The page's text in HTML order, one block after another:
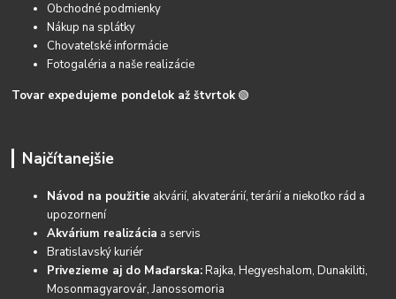
Obchodné podmienky
Nákup na splátky
Chovateľské informácie
Fotogaléria a naše realizácie
Tovar expedujeme pondelok až štvrtok 🟢
Najčítanejšie
Návod na použitie akvárií, akvaterárií, terárií a niekoľko rád a
upozornení
Akvárium realizácia a servis
Bratislavský kuriér
Privezieme aj do Maďarska:Rajka, Hegyeshalom, Dunakiliti,
Mosonmagyarovár, Janossomoria